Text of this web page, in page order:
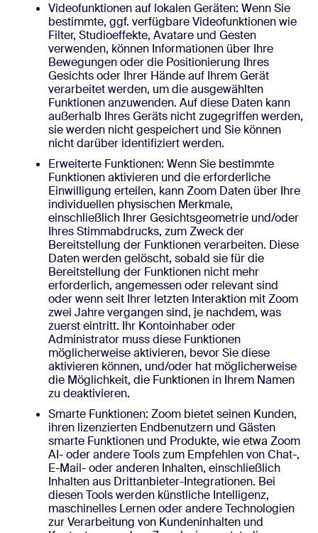
Videofunktionen auf lokalen Geräten: Wenn Sie
bestimmte, ggf. verfügbare Videofunktionen wie
Filter, Studioeffekte, Avatare und Gesten
verwenden, können Informationen über Ihre
Bewegungen oder die Positionierung Ihres
Gesichts oder Ihrer Hände auf Ihrem Gerät
verarbeitet werden, um die ausgewählten
Funktionen anzuwenden. Auf diese Daten kann
außerhalb Ihres Geräts nicht zugegriffen werden,
sie werden nicht gespeichert und Sie können
nicht darüber identifiziert werden.
Erweiterte Funktionen: Wenn Sie bestimmte
Funktionen aktivieren und die erforderliche
Einwilligung erteilen, kann Zoom Daten über Ihre
individuellen physischen Merkmale,
einschließlich Ihrer Gesichtsgeometrie und/oder
Ihres Stimmabdrucks, zum Zweck der
Bereitstellung der Funktionen verarbeiten. Diese
Daten werden gelöscht, sobald sie für die
Bereitstellung der Funktionen nicht mehr
erforderlich, angemessen oder relevant sind
oder wenn seit Ihrer letzten Interaktion mit Zoom
zwei Jahre vergangen sind, je nachdem, was
zuerst eintritt. Ihr Kontoinhaber oder
Administrator muss diese Funktionen
möglicherweise aktivieren, bevor Sie diese
aktivieren können, und/oder hat möglicherweise
die Möglichkeit, die Funktionen in Ihrem Namen
zu deaktivieren.
Smarte Funktionen: Zoom bietet seinen Kunden,
ihren lizenzierten Endbenutzern und Gästen
smarte Funktionen und Produkte, wie etwa Zoom
AI- oder andere Tools zum Empfehlen von Chat-,
E-Mail- oder anderen Inhalten, einschließlich
Inhalten aus Drittanbieter-Integrationen. Bei
diesen Tools werden künstliche Intelligenz,
maschinelles Lernen oder andere Technologien
zur Verarbeitung von Kundeninhalten und